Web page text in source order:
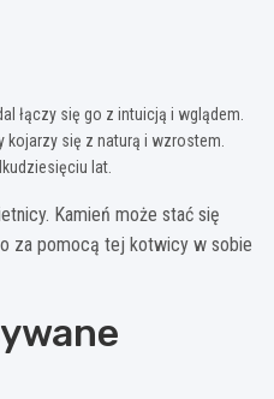
łączy się go z intuicją i wglądem.
się z naturą i wzrostem.
lat.
Kamień może stać się
za pomocą tej kotwicy w sobie